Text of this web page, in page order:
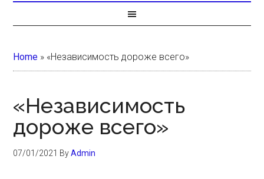
Home » «Независимость дороже всего»
«Независимость
дороже всего»
07/01/2021 ByAdmin